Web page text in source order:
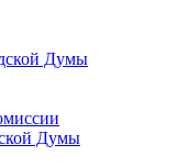
Думы
Думы